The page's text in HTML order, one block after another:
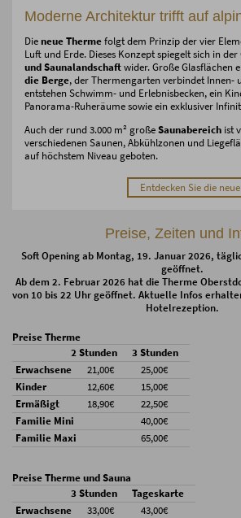
Moderne Architektur trifft auf
Dieneue Thermefolgt dem Prinzip der vier
Luft und Erde. Dieses Konzept spiegelt sich in
und Saunalandschaftwider. Große Glasflächen
die Berge, der Thermengarten verbindet Innen-
entstehen Schwimm- und Erlebnisbecken, ein
Panorama-Ruheräume sowie ein exklusiver
Auch der rund 3.000 m² großeSaunabereich ist
verschiedenen Saunen, Abkühlzonen und
auf höchstem Niveau geboten.
Entdecken Sie die
Preise, Zeiten und
Soft Opening ab Montag, 19. Januar 2026,
geöffnet.
Ab dem 2. Februar 2026 hat die Therme
von 10 bis 22 Uhr geöffnet. Aktuelle Infos
Hotelrezeption.
Preise Therme
2 Stunden
3 Stunden
Erwachsene
21,00€
25,00€
Kinder
12,60€
15,00€
Ermäßigt
18,90€
22,50€
Familie Mini
40,00€
Familie Maxi
65,00€
Preise Therme und Sauna
3 Stunden
Tageskarte
Erwachsene
33,00€
43,00€